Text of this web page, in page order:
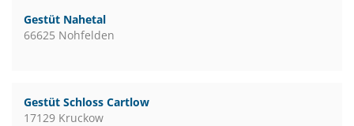
Gestüt Nahetal
66625 Nohfelden
Gestüt Schloss Cartlow
17129 Kruckow